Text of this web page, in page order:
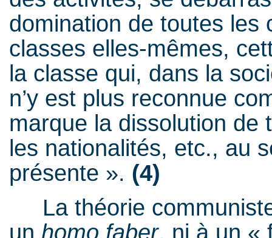
domination de toutes les
classes elles-mêmes,
la classe qui, dans la
n’y est plus reconnue
marque la dissolution de
les nationalités, etc., au
présente ». (4)
La théorie communiste
un homo faber, ni à un «